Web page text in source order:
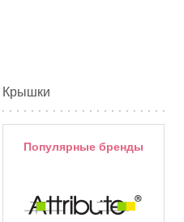
Крышки
Популярные бренды